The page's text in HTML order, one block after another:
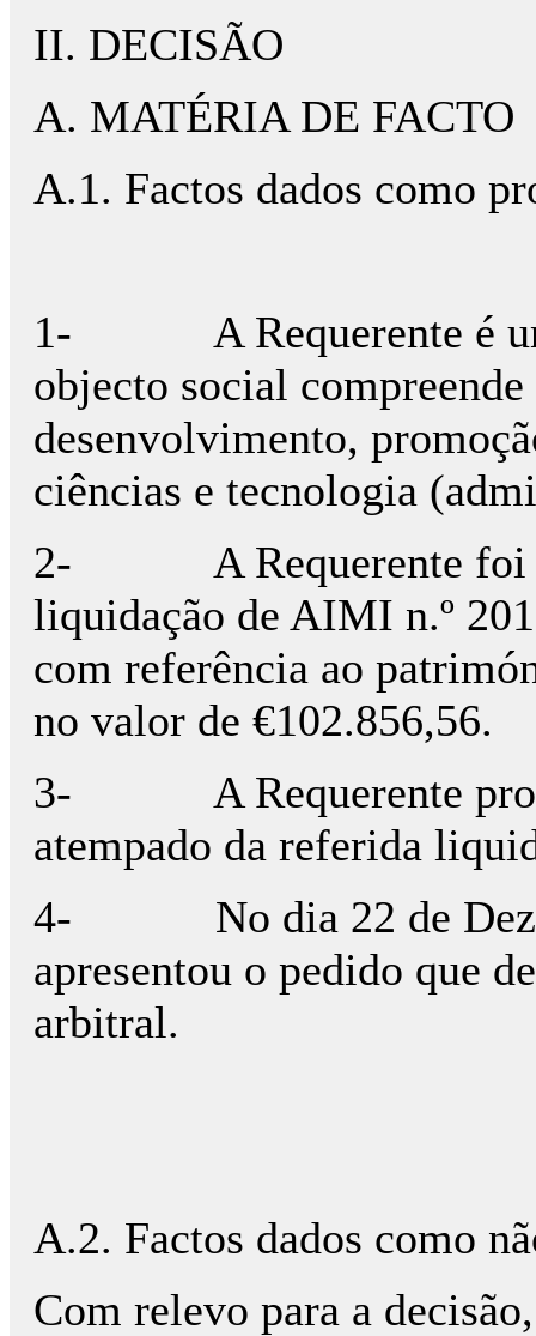
II. DECISÃO
A. MATÉRIA DE FACTO
A.1. Factos dados como
1-
A Requerente é
objecto social compreende
desenvolvimento,
ciências e tecnologia
2-
A Requerente
liquidação de AIMI n.º
com referência ao
no valor de €102.856,56.
3-
A Requerente
atempado da referida
4-
No dia 22 de
apresentou o pedido que
arbitral.
A.2. Factos dados como
Com relevo para a